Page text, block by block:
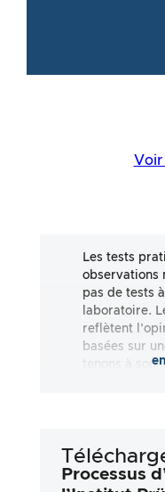
Les tests
observations
pas de tests
laboratoire.
reflètent
basées sur
tenons à
l’exactitude
des tests. Il
Processus